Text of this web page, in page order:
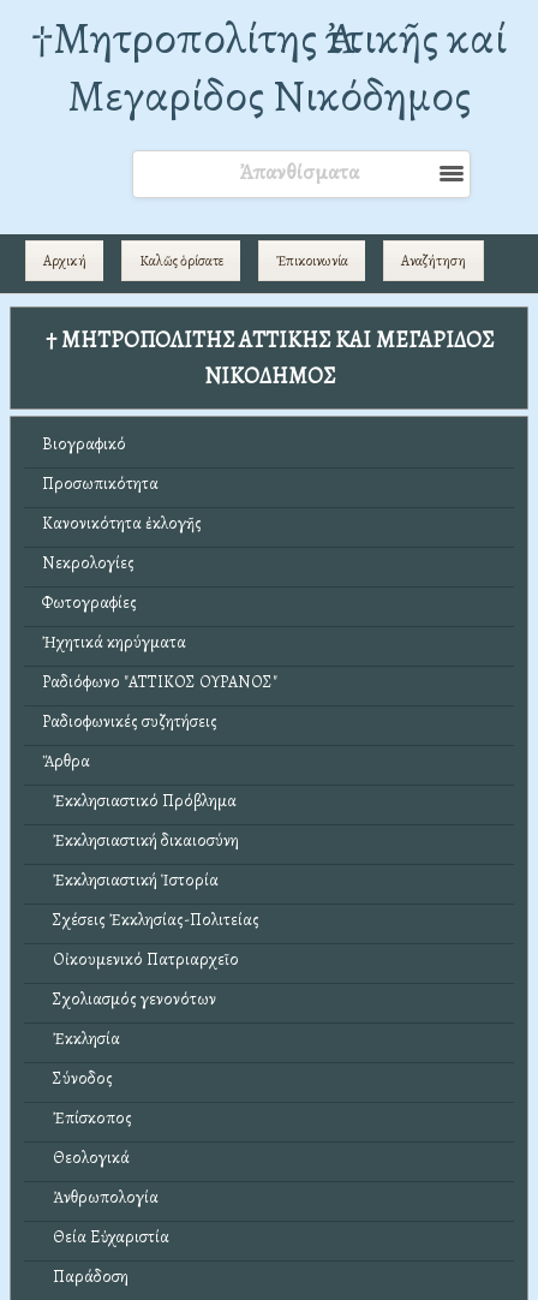
†Mητροπολίτης Ἀττικῆς καί
Μεγαρίδος Νικόδημος
Ἀπανθίσματα
Αρχική Καλῶς ὁρίσατε Ἐπικοινωνία Αναζήτηση
† ΜΗΤΡΟΠΟΛΙΤΗΣ ΑΤΤΙΚΗΣ ΚΑΙ ΜΕΓΑΡΙΔΟΣ
ΝΙΚΟΔΗΜΟΣ
Βιογραφικό
Προσωπικότητα
Κανονικότητα ἐκλογῆς
Νεκρολογίες
Φωτογραφίες
Ἠχητικά κηρύγματα
Ραδιόφωνο "ΑΤΤΙΚΟΣ ΟΥΡΑΝΟΣ"
Ραδιοφωνικές συζητήσεις
Ἄρθρα
Ἐκκλησιαστικό Πρόβλημα
Ἐκκλησιαστική δικαιοσύνη
Ἐκκλησιαστική Ἱστορία
Σχέσεις Ἐκκλησίας-Πολιτείας
Οἰκουμενικό Πατριαρχεῖο
Σχολιασμός γενονότων
Ἐκκλησία
Σύνοδος
Ἐπίσκοπος
Θεολογικά
Ἀνθρωπολογία
Θεία Εὐχαριστία
Παράδοση